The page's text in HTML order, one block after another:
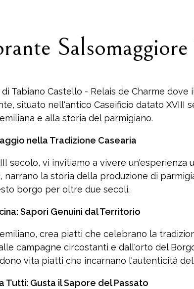
Salsomaggiore
Tabiano Castello - Relais de Charme dove
situato nell'antico Caseificio datato XVIII
e alla storia del parmigiano.
nella Tradizione Casearia
secolo, vi invitiamo a vivere un'esperienza
la storia della produzione di
borgo per oltre due secoli.
Sapori Genuini dal Territorio
crea piatti che celebrano la
campagne circostanti e dall'orto del
vita piatti che incarnano l'autenticità
Tutti: Gusta il Sapore del Passato